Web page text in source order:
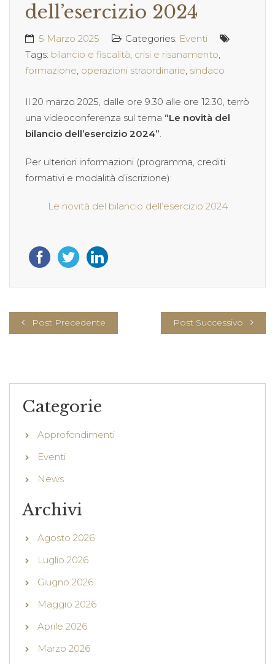
dell’esercizio 2024
5 Marzo 2025 Categories: Eventi
Tags: bilancio e fiscalità, crisi e risanamento,
formazione, operazioni straordinarie, sindaco
Il 20 marzo 2025, dalle ore 9.30 alle ore 12.30, terrò
una videoconferenza sul tema “Le novità del
bilancio dell’esercizio 2024”.
Per ulteriori informazioni (programma, crediti
formativi e modalità d’iscrizione):
Le novità del bilancio dell’esercizio 2024
Post Precedente Post Successivo
Categorie
Approfondimenti
Eventi
News
Archivi
Agosto 2026
Luglio 2026
Giugno 2026
Maggio 2026
Aprile 2026
Marzo 2026